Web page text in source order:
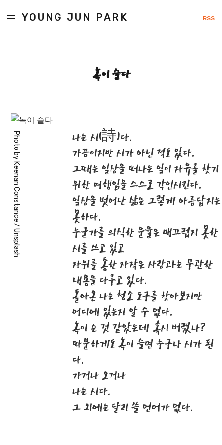
YOUNG JUN PARK RSS
녹이 슬다
Photo by
Keenan Constance
/
Unsplash
나는 시(詩)다.
가끔이지만 시가 아닌 적도 있다.
그때는 일상을 떠나는 일이 자유를 찾기
위한 여행임을 스스로 각인시킨다.
일상을 벗어난 삶은 그렇게 아름답지는
못하다.
누군가를 의식한 운율은 매끄럽지 못한
시를 쓰고 있고
자위를 통한 자작은 사랑과는 무관한
내용을 다루고 있다.
돌아온 나는 청소 도구를 찾아보지만
어디에 있는지 알 수 없다.
녹이 슨 것 같았는데 혹시 버렸나?
따분하게도 녹이 슬면 누구나 시가 된
다.
가거나 오거나
나는 시다.
그 외에는 달리 쓸 언어가 없다.